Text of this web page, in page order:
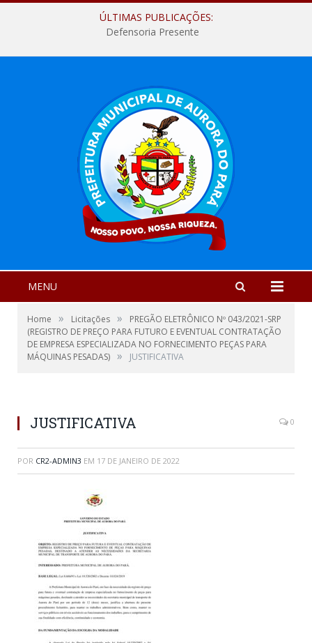
ÚLTIMAS PUBLICAÇÕES:
Defensoria Presente
MENU
Home » Licitações »
PREGÃO ELETRÔNICO Nº 043/2021-SRP
(REGISTRO DE PREÇO PARA FUTURO E EVENTUAL CONTRATAÇÃO
DE EMPRESA ESPECIALIZADA NO FORNECIMENTO PEÇAS PARA
MÁQUINAS PESADAS) » JUSTIFICATIVA
JUSTIFICATIVA 0
POR CR2-ADMIN3 EM 17 DE JANEIRO DE 2022